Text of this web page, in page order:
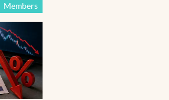
Members